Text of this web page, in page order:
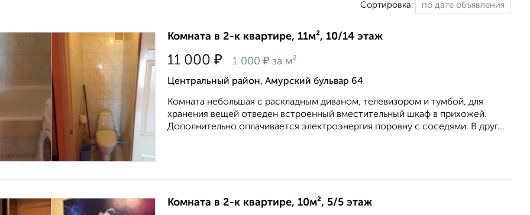
Сортировка:
Комната в 2-к квартире, 11м², 10/14 этаж
11 000 ₽ 1 000 ₽ за м²
Центральный район, Амурский бульвар 64
Комната небольшая с раскладным диваном, телевизором и тумбой, для
хранения вещей отведен встроенный вместительный шкаф в прихожей.
Дополнительно оплачивается электроэнергия поровну с соседями. В друг...
Комната в 2-к квартире, 10м², 5/5 этаж